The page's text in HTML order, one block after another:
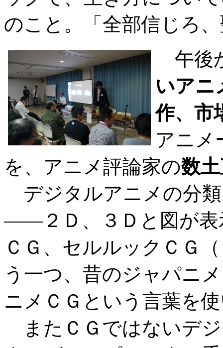
のこと。「全部信じろ
午後
いア
作、市
アニメ
を、アニメ評論家の数
デジタルアニメの分
――２Ｄ、３Ｄと図が表
ＣＧ、セルルックＣＧ
う一つ、昔のジャパニ
ニメＣＧという言葉を
またＣＧではないデ